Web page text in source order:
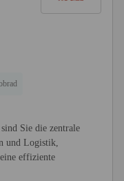
Sie die zentrale
und Logistik,
effiziente